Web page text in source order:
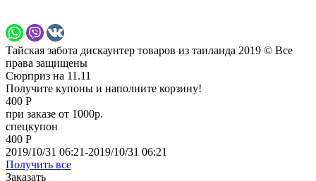
Тайская забота дискаунтер товаров из таиланда 2019 © Все
права защищены
Сюрприз на 11.11
Получите купоны и наполните корзину!
400 Р
при заказе от 1000р.
спецкупон
400 Р
2019/10/31 06:21-2019/10/31 06:21
Получить все
Заказать